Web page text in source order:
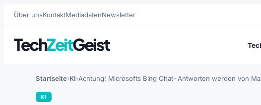
Über unsKontaktMediadatenNewsletter
TechZeitGeist
Startseite KI Achtung! Microsofts Bing Chat-Antworten werden von
KI